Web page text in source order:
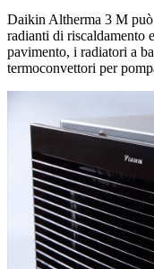
Daikin Altherma 3 M può
radianti di riscaldamento
pavimento, i radiatori a
termoconvettori per